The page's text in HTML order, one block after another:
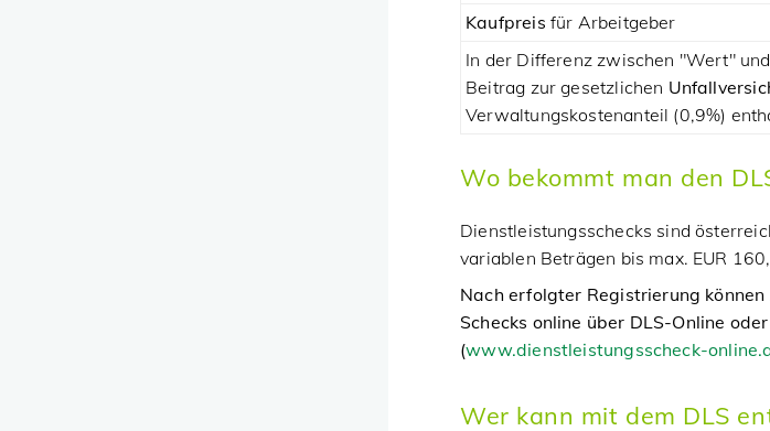
Kaufpreis für Arbeitgeber
In der Differenz zwischen "Wert"
Beitrag zur gesetzlichen
Verwaltungskostenanteil (0,9%)
Wo bekommt man den
Dienstleistungsschecks sind
variablen Beträgen bis max. EUR
Nach erfolgter Registrierung
Schecks online über DLS-Online
(www.dienstleistungsscheck-
Wer kann mit dem DLS